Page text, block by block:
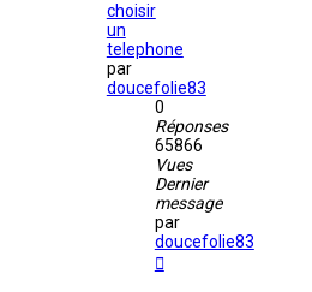
choisir
un
telephone
par
doucefolie83
0
Réponses
65866
Vues
Dernier
message
par
doucefolie83